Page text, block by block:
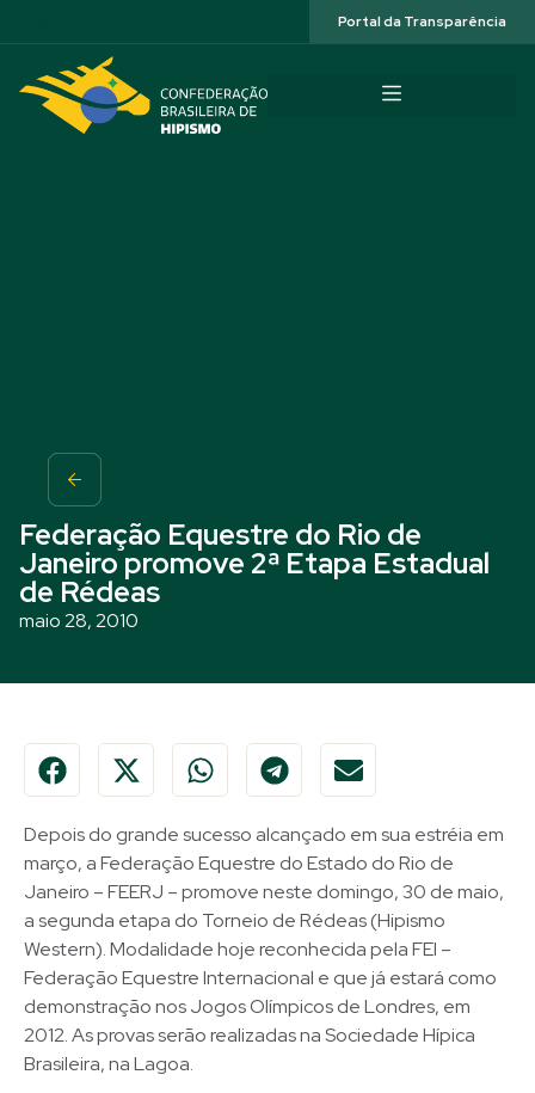
Portal da Transparência
Federação Equestre do Rio de
Janeiro promove 2ª Etapa Estadual
de Rédeas
maio 28, 2010
Depois do grande sucesso alcançado em sua estréia em
março, a Federação Equestre do Estado do Rio de
Janeiro – FEERJ – promove neste domingo, 30 de maio,
a segunda etapa do Torneio de Rédeas (Hipismo
Western). Modalidade hoje reconhecida pela FEI –
Federação Equestre Internacional e que já estará como
demonstração nos Jogos Olímpicos de Londres, em
2012. As provas serão realizadas na Sociedade Hípica
Brasileira, na Lagoa.